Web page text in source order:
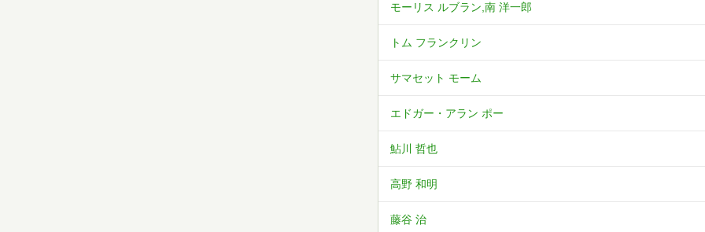
モーリス ルブラン,南 洋一郎
トム フランクリン
サマセット モーム
エドガー・アラン ポー
鮎川 哲也
高野 和明
藤谷 治